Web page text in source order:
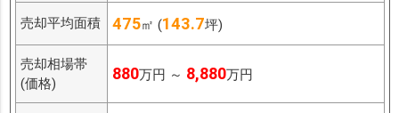
売却平均面積 475㎡ (143.7坪)
売却相場帯
(価格)
880万円 ～ 8,880万円